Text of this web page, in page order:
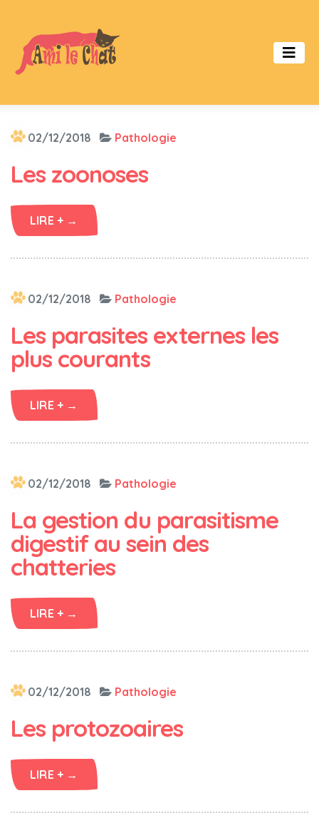
02/12/2018 Pathologie
Les zoonoses
LIRE + →
02/12/2018 Pathologie
Les parasites externes les
plus courants
LIRE + →
02/12/2018 Pathologie
La gestion du parasitisme
digestif au sein des
chatteries
LIRE + →
02/12/2018 Pathologie
Les protozoaires
LIRE + →